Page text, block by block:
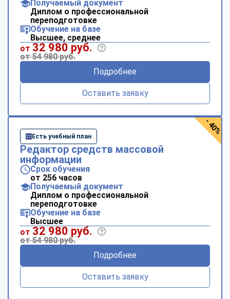
Получаемый документ
Диплом о профессиональной
переподготовке
Обучение на базе
Высшее, среднее
от 32 980 руб.
от 54 980 руб.
Подробнее
Оставить заявку
Есть учебный план
Редактор средств массовой
информации
Срок обучения
от 256 часов
Получаемый документ
Диплом о профессиональной
переподготовке
Обучение на базе
Высшее
от 32 980 руб.
от 54 980 руб.
Подробнее
Оставить заявку
- 40%